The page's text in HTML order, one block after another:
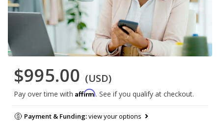
$995.00 (USD)
Pay over time with Affirm. See if you qualify at checkout.
Payment & Funding:view your options